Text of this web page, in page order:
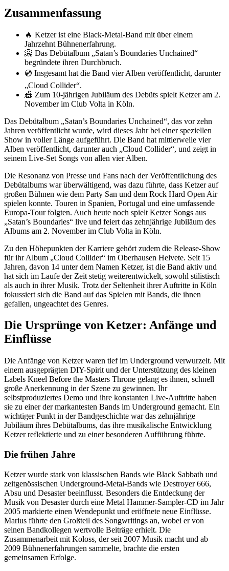
Zusammenfassung
🔥 Ketzer ist eine Black-Metal-Band mit über einem
Jahrzehnt Bühnenerfahrung.
📀 Das Debütalbum „Satan’s Boundaries Unchained“
begründete ihren Durchbruch.
💿 Insgesamt hat die Band vier Alben veröffentlicht, darunter
„Cloud Collider“.
🎪 Zum 10-jährigen Jubiläum des Debüts spielt Ketzer am 2.
November im Club Volta in Köln.
Das Debütalbum „Satan’s Boundaries Unchained“, das vor zehn
Jahren veröffentlicht wurde, wird dieses Jahr bei einer speziellen
Show in voller Länge aufgeführt. Die Band hat mittlerweile vier
Alben veröffentlicht, darunter auch „Cloud Collider“, und zeigt in
seinem Live-Set Songs von allen vier Alben.
Die Resonanz von Presse und Fans nach der Veröffentlichung des
Debütalbums war überwältigend, was dazu führte, dass Ketzer auf
großen Bühnen wie dem Party San und dem Rock Hard Open Air
spielen konnte. Touren in Spanien, Portugal und eine umfassende
Europa-Tour folgten. Auch heute noch spielt Ketzer Songs aus
„Satan’s Boundaries“ live und feiert das zehnjährige Jubiläum des
Albums am 2. November im Club Volta in Köln.
Zu den Höhepunkten der Karriere gehört zudem die Release-Show
für ihr Album „Cloud Collider“ im Oberhausen Helvete. Seit 15
Jahren, davon 14 unter dem Namen Ketzer, ist die Band aktiv und
hat sich im Laufe der Zeit stetig weiterentwickelt, sowohl stilistisch
als auch in ihrer Musik. Trotz der Seltenheit ihrer Auftritte in Köln
fokussiert sich die Band auf das Spielen mit Bands, die ihnen
gefallen, ungeachtet des Genres.
Die Ursprünge von Ketzer: Anfänge und
Einflüsse
Die Anfänge von Ketzer waren tief im Underground verwurzelt. Mit
einem ausgeprägten DIY-Spirit und der Unterstützung des kleinen
Labels Kneel Before the Masters Throne gelang es ihnen, schnell
große Anerkennung in der Szene zu gewinnen. Ihr
selbstproduziertes Demo und ihre konstanten Live-Auftritte haben
sie zu einer der markantesten Bands im Underground gemacht. Ein
wichtiger Punkt in der Bandgeschichte war das zehnjährige
Jubiläum ihres Debütalbums, das ihre musikalische Entwicklung
Ketzer reflektierte und zu einer besonderen Aufführung führte.
Die frühen Jahre
Ketzer wurde stark von klassischen Bands wie Black Sabbath und
zeitgenössischen Underground-Metal-Bands wie Destroyer 666,
Absu und Desaster beeinflusst. Besonders die Entdeckung der
Musik von Desaster durch eine Metal Hammer-Sampler-CD im Jahr
2005 markierte einen Wendepunkt und eröffnete neue Einflüsse.
Marius führte den Großteil des Songwritings an, wobei er von
seinen Bandkollegen wertvolle Beiträge erhielt. Die
Zusammenarbeit mit Koloss, der seit 2007 Musik macht und ab
2009 Bühnenerfahrungen sammelte, brachte die ersten
gemeinsamen Erfolge.